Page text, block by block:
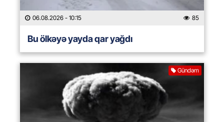
06.08.2026 - 10:15 85
Bu ölkəyə yayda qar yağdı
Gündəm